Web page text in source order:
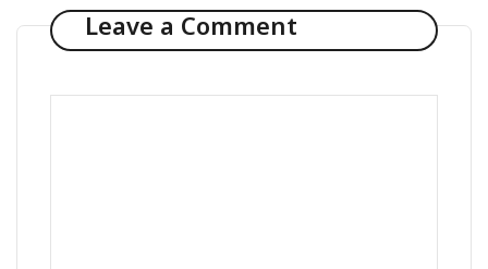
Leave a Comment